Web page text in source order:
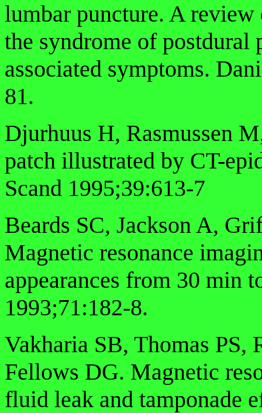
lumbar puncture. A
the syndrome of postdural
associated symptoms.
81.
Djurhuus H, Rasmussen
patch illustrated by CT-
Scand 1995;39:613-7
Beards SC, Jackson A,
Magnetic resonance
appearances from 30 min
1993;71:182-8.
Vakharia SB, Thomas PS,
Fellows DG. Magnetic
fluid leak and tamponade